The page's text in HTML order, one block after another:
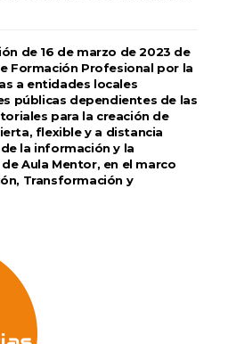
de 16 de marzo de 2023 de
Formación Profesional por la
a entidades locales
públicas dependientes de las
para la creación de
flexible y a distancia
la información y la
Aula Mentor, en el marco
Transformación y